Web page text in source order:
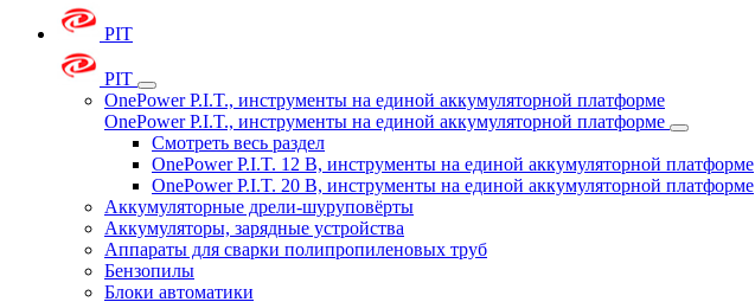
PIT
PIT
OnePower P.I.T., инструменты на единой аккумуляторной платформе
OnePower P.I.T., инструменты на единой аккумуляторной платформе
Смотреть весь раздел
OnePower P.I.T. 12 В, инструменты на единой аккумуляторной платформе
OnePower P.I.T. 20 В, инструменты на единой аккумуляторной платформе
Аккумуляторные дрели-шуруповёрты
Аккумуляторы, зарядные устройства
Аппараты для сварки полипропиленовых труб
Бензопилы
Блоки автоматики